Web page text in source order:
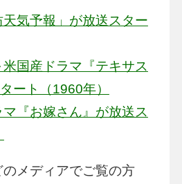
天気予報」が放送スター
国産ドラマ『テキサス
ート（1960年）
『お嫁さん』が放送ス
メディアでご覧の方